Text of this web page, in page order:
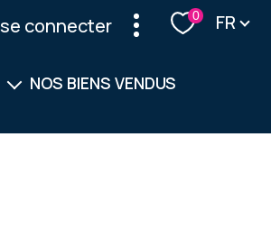
se connecter 0 Langue
FR
NOS BIENS VENDUS